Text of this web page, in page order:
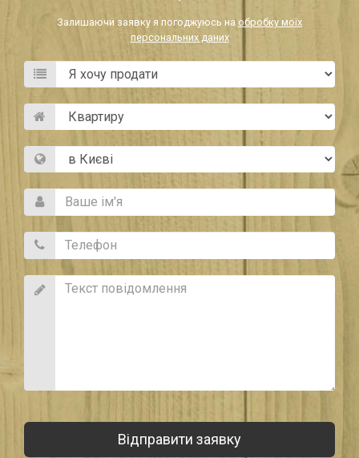
Залишаючи заявку я погоджуюсь на обробку моїх
персональних даних